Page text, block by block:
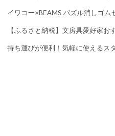
イワコー×BEAMS パズル消しゴム
【ふるさと納税】文房具愛好家お
持ち運びが便利！気軽に使えるス